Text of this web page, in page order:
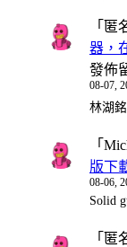
「 匿
器，
發佈
08-07,
林湖
「
版下
08-06,
Solid
「 匿